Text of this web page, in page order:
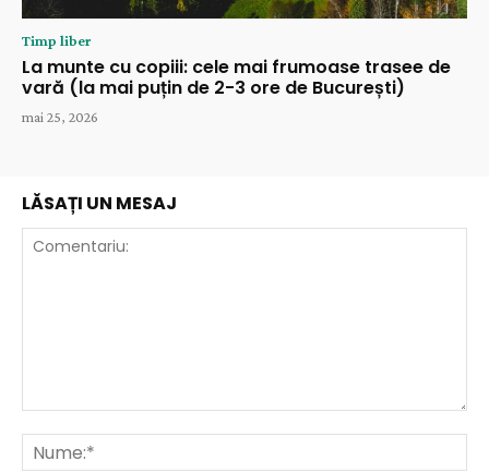
Timp liber
La munte cu copiii: cele mai frumoase trasee de
vară (la mai puțin de 2-3 ore de București)
mai 25, 2026
LĂSAȚI UN MESAJ